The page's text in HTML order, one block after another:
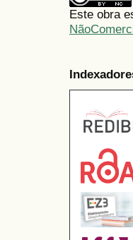
Este obra